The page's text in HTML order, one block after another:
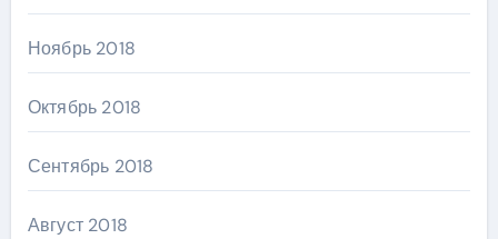
Ноябрь 2018
Октябрь 2018
Сентябрь 2018
Август 2018